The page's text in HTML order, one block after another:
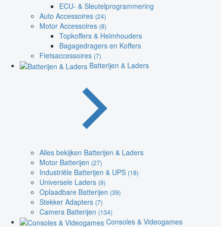
ECU- & Sleutelprogrammering
Auto Accessoires (24)
Motor Accessoires (8)
Topkoffers & Helmhouders
Bagagedragers en Koffers
Fietsaccessoires (7)
Batterijen & Laders
Alles bekijken Batterijen & Laders
Motor Batterijen (27)
Industriële Batterijen & UPS (18)
Universele Laders (9)
Oplaadbare Batterijen (39)
Stekker Adapters (7)
Camera Batterijen (134)
Consoles & Videogames